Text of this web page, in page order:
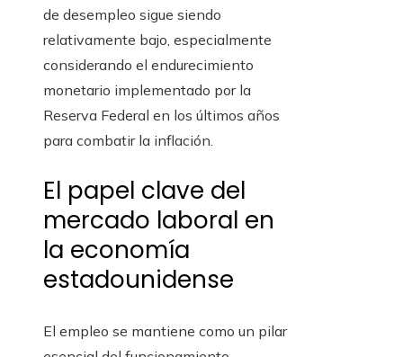
de desempleo sigue siendo
relativamente bajo, especialmente
considerando el endurecimiento
monetario implementado por la
Reserva Federal en los últimos años
para combatir la inflación.
El papel clave del
mercado laboral en
la economía
estadounidense
El empleo se mantiene como un pilar